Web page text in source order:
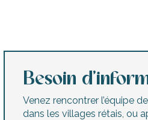
Besoin
Venez rencontrer l’équipe de
dans les villages rétais, ou